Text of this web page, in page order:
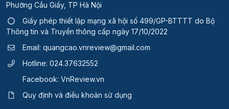
Phường Cầu Giấy, TP Hà Nội
Giấy phép thiết lập mạng xã hội số 499/GP-BTTTT do Bộ
Thông tin và Truyền thông cấp ngày 17/10/2022
Email: quangcao.vnreview@gmail.com
Hotline: 024.37632552
Facebook: VnReview.vn
Quy định và điều khoản sử dụng